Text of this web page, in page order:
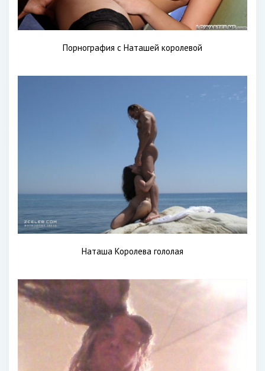
Порнография с Наташей королевой
Наташа Королева гололая